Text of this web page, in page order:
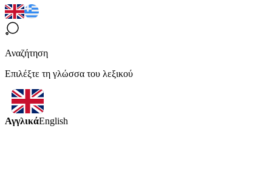
Αναζήτηση
Επιλέξτε τη γλώσσα του λεξικού
ΑγγλικάEnglish